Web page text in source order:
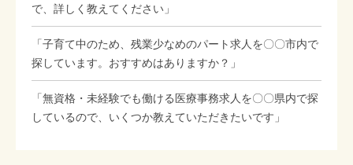
で、詳しく教えてください」
「子育て中のため、残業少なめのパート求人を〇〇市内で
探しています。おすすめはありますか？」
「無資格・未経験でも働ける医療事務求人を〇〇県内で探
しているので、いくつか教えていただきたいです」